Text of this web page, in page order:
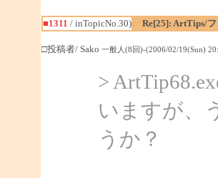
■1311 / inTopicNo.30) Re[25]: ArtTips/
□投稿者/ Sako 一般人(8回)-(2006/02/19(Sun)
>
いますが、
うか？